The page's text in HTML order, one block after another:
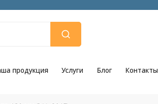
продукция Услуги Блог Контакты